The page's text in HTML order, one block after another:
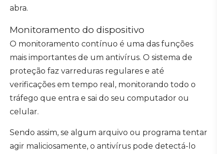
abra.
Monitoramento do dispositivo
O monitoramento contínuo é uma das funções
mais importantes de um antivírus. O sistema de
proteção faz varreduras regulares e até
verificações em tempo real, monitorando todo o
tráfego que entra e sai do seu computador ou
celular.
Sendo assim, se algum arquivo ou programa tentar
agir maliciosamente, o antivírus pode detectá-lo